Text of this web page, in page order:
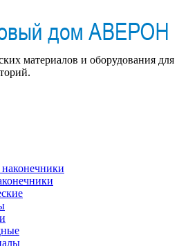
материалов и оборудования для